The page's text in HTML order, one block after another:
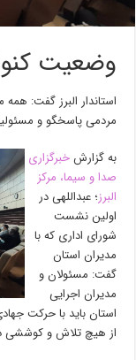
وضعیت
استاندار البرز گفت: همه
مردمی پاسخگو و
به گزارشخبرگزاری
صدا و سیما، مرکز
البرز؛ عبداللهی در
اولین نشست
شورای اداری که با
مدیران استان
گفت: مسئولان و
مدیران اجرایی
استان باید با حرکت
از هیچ تلاش و کوششی